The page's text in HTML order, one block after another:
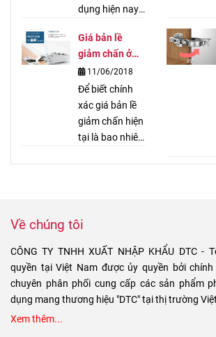
dụng hiện nay.
băn khoăn
không biết lắp
đặt loại bản lề
này có khó hay
không. Dưới
đây chúng tôi
sẽ hướng dẫn
phút.
Giá bản lề
giảm chấn ở
đâu tốt nhất,
đáng mua hiện
nay
11/06/2018
Để biết chính
xác giá bản lề
giảm chấn hiện
tại là bao nhiêu,
bên dưới chúng
bạn trong thời
gian sớm nhất!
Về chúng tôi
CÔNG TY TNHH XUẤT NHẬP KHẨU DTC -
quyền tại Việt Nam được ủy quyền bởi chính
chuyên phân phối cung cấp các sản phẩm
dụng mang thương hiệu "DTC" tại thị trường
Xem thêm...